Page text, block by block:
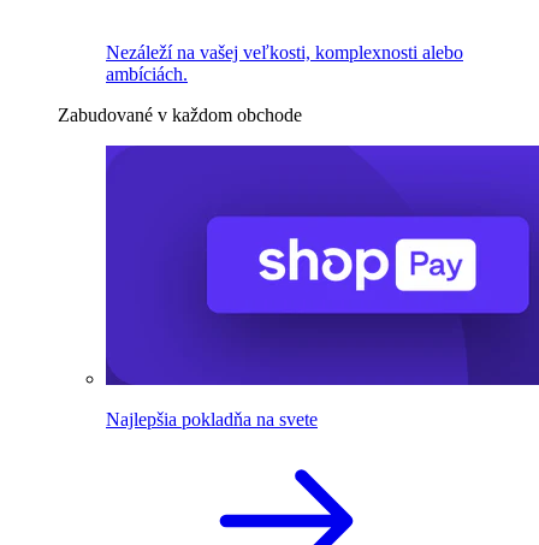
Nezáleží na vašej veľkosti, komplexnosti alebo
ambíciách.
Zabudované v každom obchode
Najlepšia pokladňa na svete